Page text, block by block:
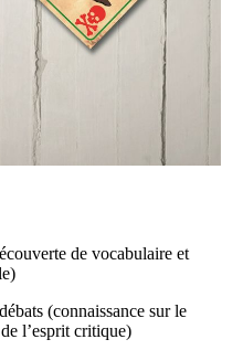
de vocabulaire et
(connaissance sur le
l’esprit critique)